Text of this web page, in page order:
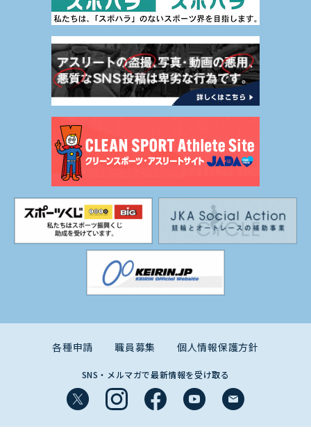
各種申請 職員募集 個人情報保護方針
SNS・メルマガで最新情報を受け取る